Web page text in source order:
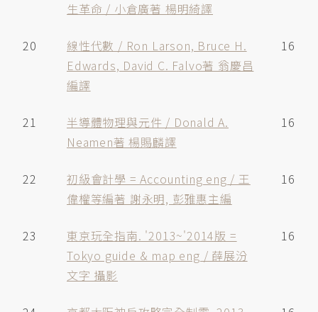
生革命 / 小倉廣著 楊明綺譯
20
線性代數 / Ron Larson, Bruce H.
Edwards, David C. Falvo著 翁慶昌
編譯
16
21
半導體物理與元件 / Donald A.
Neamen著 楊賜麟譯
16
22
初級會計學 = Accounting eng / 王
偉權等編著 謝永明, 彭雅惠主編
16
23
東京玩全指南. '2013~'2014版 =
Tokyo guide & map eng / 薛展汾
文字 攝影
16